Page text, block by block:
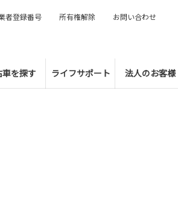
車を探す ライフサポート 法人のお客様
者登録番号 所有権解除 お問い合わせ